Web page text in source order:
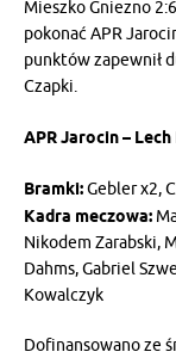
Mieszko Gniezno
pokonać APR
punktów zapewnił
Czapki.
APR Jarocin –
Bramki:Gebler x2,
Kadra meczowa:
Nikodem Zarabski,
Dahms, Gabriel
Kowalczyk
Dofinansowano ze